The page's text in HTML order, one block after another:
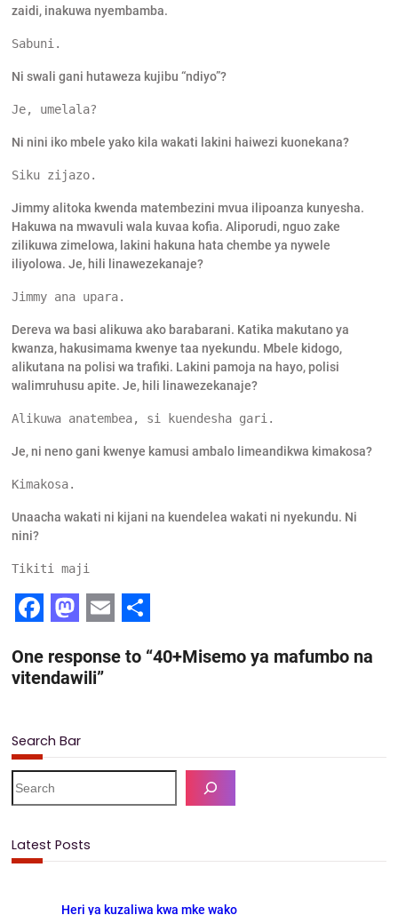
zaidi, inakuwa nyembamba.
Sabuni.
Ni swali gani hutaweza kujibu “ndiyo”?
Je, umelala?
Ni nini iko mbele yako kila wakati lakini haiwezi kuonekana?
Siku zijazo.
Jimmy alitoka kwenda matembezini mvua ilipoanza kunyesha.
Hakuwa na mwavuli wala kuvaa kofia. Aliporudi, nguo zake
zilikuwa zimelowa, lakini hakuna hata chembe ya nywele
iliyolowa. Je, hili linawezekanaje?
Jimmy ana upara.
Dereva wa basi alikuwa ako barabarani. Katika makutano ya
kwanza, hakusimama kwenye taa nyekundu. Mbele kidogo,
alikutana na polisi wa trafiki. Lakini pamoja na hayo, polisi
walimruhusu apite. Je, hili linawezekanaje?
Alikuwa anatembea, si kuendesha gari.
Je, ni neno gani kwenye kamusi ambalo limeandikwa kimakosa?
Kimakosa.
Unaacha wakati ni kijani na kuendelea wakati ni nyekundu. Ni
nini?
Tikiti maji
a
c
b
o
o
k
a
s
o
d
o
n
m
a
l
h
e
One response to “40+Misemo ya mafumbo na
vitendawili”
Search Bar
e
c
Latest Posts
Heri ya kuzaliwa kwa mke wako